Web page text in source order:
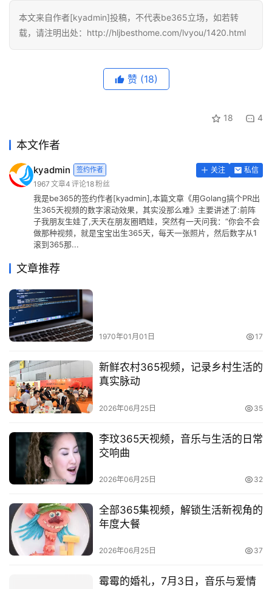
本文来自作者[kyadmin]投稿，不代表be365立场，如若转
载，请注明出处：http://hljbesthome.com/lvyou/1420.html
赞 (18)
18 4
本文作者
kyadmin 签约作者 关注
私信
1967 文章4 评论18粉丝
我是be365的签约作者[kyadmin],本篇文章《用Golang搞个PR出
生365天视频的数字滚动效果，其实没那么难》主要讲述了:前阵
子我朋友生娃了,天天在朋友圈晒娃，突然有一天问我：“你会不会
做那种视频，就是宝宝出生365天，每天一张照片，然后数字从1
滚到365那...
文章推荐
1970年01月01日 17
新鲜农村365视频，记录乡村生活的
真实脉动
2026年06月25日 35
李玟365天视频，音乐与生活的日常
交响曲
2026年06月25日 32
全部365集视频，解锁生活新视角的
年度大餐
2026年06月25日 37
霉霉的婚礼，7月3日，音乐与爱情